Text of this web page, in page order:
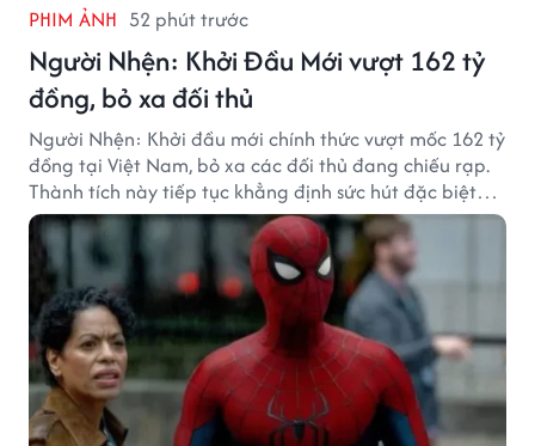
PHIM ẢNH 52 phút trước
Người Nhện: Khởi Đầu Mới vượt 162 tỷ
đồng, bỏ xa đối thủ
Người Nhện: Khởi đầu mới chính thức vượt mốc 162 tỷ
đồng tại Việt Nam, bỏ xa các đối thủ đang chiếu rạp.
Thành tích này tiếp tục khẳng định sức hút đặc biệt
của thương hiệu Người Nhện với khán giả.